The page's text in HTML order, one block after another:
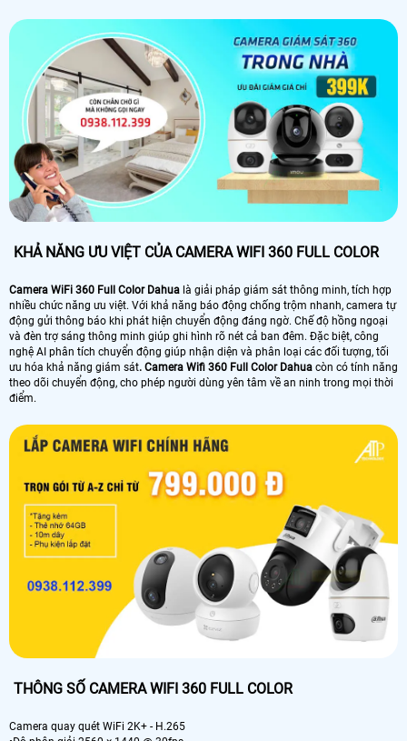
KHẢ NĂNG ƯU VIỆT CỦA CAMERA WIFI 360 FULL COLOR
Camera WiFi 360 Full Color Dahua là giải pháp giám sát thông minh, tích hợp
nhiều chức năng ưu việt. Với khả năng báo động chống trộm nhanh, camera tự
động gửi thông báo khi phát hiện chuyển động đáng ngờ. Chế độ hồng ngoại
và đèn trợ sáng thông minh giúp ghi hình rõ nét cả ban đêm. Đặc biệt, công
nghệ AI phân tích chuyển động giúp nhận diện và phân loại các đối tượng, tối
ưu hóa khả năng giám sát. Camera Wifi 360 Full Color Dahua còn có tính năng
theo dõi chuyển động, cho phép người dùng yên tâm về an ninh trong mọi thời
điểm.
THÔNG SỐ CAMERA WIFI 360 FULL COLOR
Camera quay quét WiFi 2K+ - H.265